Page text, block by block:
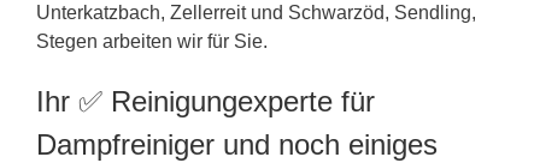
Unterkatzbach, Zellerreit und Schwarzöd, Sendling,
Stegen arbeiten wir für Sie.
Ihr ✅ Reinigungexperte für
Dampfreiniger und noch einiges